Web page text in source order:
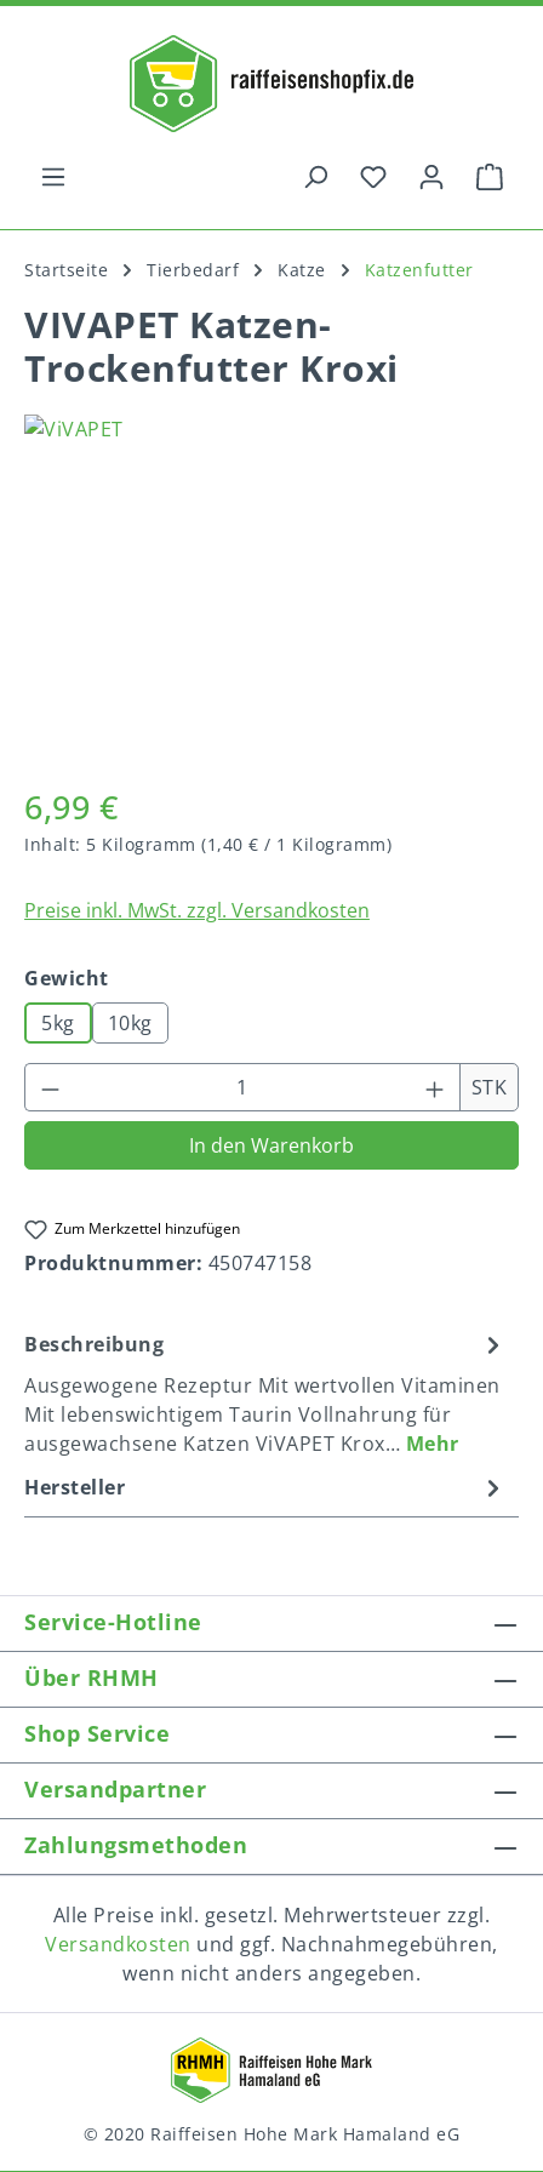
Startseite Tierbedarf Katze Katzenfutter
VIVAPET Katzen-
Trockenfutter Kroxi
6,99 €
Inhalt: 5 Kilogramm (1,40 € / 1 Kilogramm)
Preise inkl. MwSt. zzgl. Versandkosten
Gewichtauswählen
5kg
10kg
Produkt Anzahl: Gib den STK
In den Warenkorb
Zum Merkzettel hinzufügen
Produktnummer: 450747158
Beschreibung
Ausgewogene Rezeptur Mit wertvollen Vitaminen
Mit lebenswichtigem Taurin Vollnahrung für
ausgewachsene Katzen ViVAPET Krox… Mehr
Hersteller
Service-Hotline
Über RHMH
Shop Service
Versandpartner
Zahlungsmethoden
Alle Preise inkl. gesetzl. Mehrwertsteuer zzgl.
Versandkosten und ggf. Nachnahmegebühren,
wenn nicht anders angegeben.
© 2020 Raiffeisen Hohe Mark Hamaland eG